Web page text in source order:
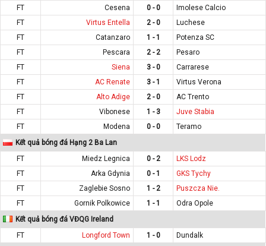
FT
Cesena 0 - 0
Imolese Calcio
FT
Virtus Entella 2 - 0
Luchese
FT
Catanzaro 1 - 1
Potenza SC
FT
Pescara 2 - 2
Pesaro
FT
Siena 3 - 0
Carrarese
FT
AC Renate 3 - 1
Virtus Verona
FT
Alto Adige 2 - 0
AC Trento
FT
Vibonese 1 - 3
Juve Stabia
FT
Modena 0 - 0
Teramo
Kết quả bóng đá Hạng 2 Ba Lan
FT
Miedz Legnica 0 - 2
LKS Lodz
FT
Arka Gdynia 0 - 1
GKS Tychy
FT
Zaglebie Sosno 1 - 2
Puszcza Nie.
FT
Gornik Polkowice 1 - 1
Odra Opole
Kết quả bóng đá VĐQG Ireland
FT
Longford Town 1 - 0
Dundalk